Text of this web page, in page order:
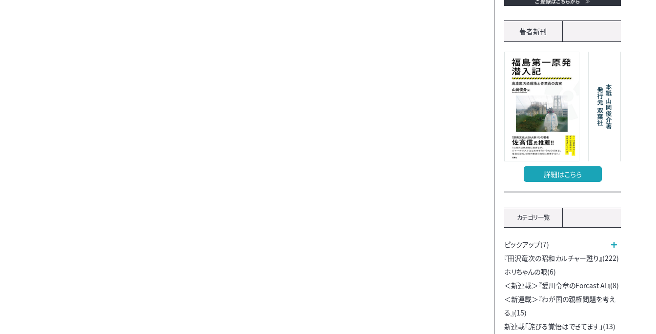
著者新刊
詳細はこちら
カテゴリ一覧
ピックアップ(7)
『田沢竜次の昭和カルチャー甦り』(222)
ホリちゃんの眼(6)
＜新連載＞『愛川令章のForcast AI』(8)
＜新連載＞『わが国の親権問題を考え
る』(15)
新連載「詫びる覚悟はできてます」(13)